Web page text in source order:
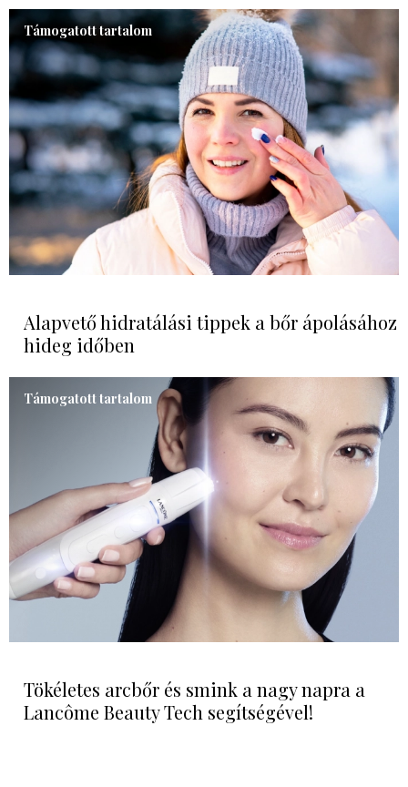
Támogatott tartalom
Alapvető hidratálási tippek a bőr ápolásához
hideg időben
Támogatott tartalom
Tökéletes arcbőr és smink a nagy napra a
Lancôme Beauty Tech segítségével!